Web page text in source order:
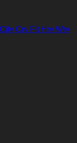
Crv Fit Hrv Wrv